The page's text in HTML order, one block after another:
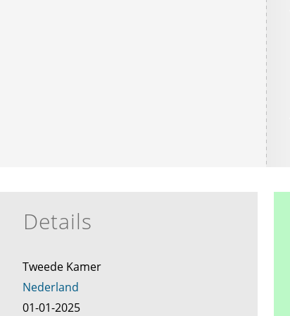
Details
Tweede Kamer
Nederland
01-01-2025